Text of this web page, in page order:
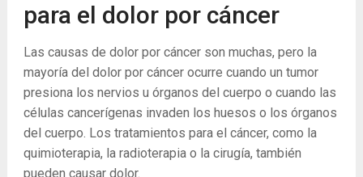
para el dolor por cáncer
Las causas de dolor por cáncer son muchas, pero la
mayoría del dolor por cáncer ocurre cuando un tumor
presiona los nervios u órganos del cuerpo o cuando las
células cancerígenas invaden los huesos o los órganos
del cuerpo. Los tratamientos para el cáncer, como la
quimioterapia, la radioterapia o la cirugía, también
pueden causar dolor.